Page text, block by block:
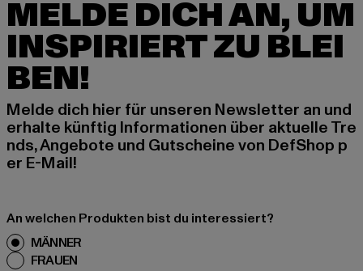
MELDE DICH AN, UM
INSPIRIERT ZU BLEI
BEN!
Melde dich hier für unseren Newsletter an und
erhalte künftig Informationen über aktuelle Tre
nds, Angebote und Gutscheine von DefShop p
er E-Mail!
An welchen Produkten bist du interessiert?
MÄNNER
FRAUEN